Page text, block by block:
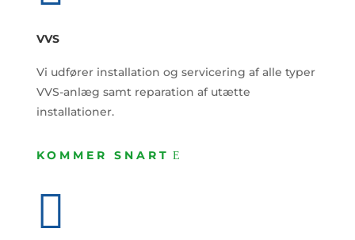
VVS
Vi udfører installation og servicering af alle typer
VVS-anlæg samt reparation af utætte
installationer.
KOMMER SNART
